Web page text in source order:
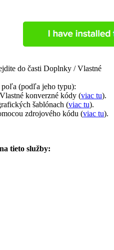
do časti Doplnky / Vlastné
poľa (podľa jeho typu):
konverzné kódy (viac tu).
šablónach (viac tu).
zdrojového kódu (viac tu).
tieto služby: